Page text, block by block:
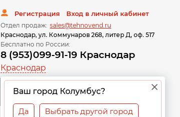
Регистрация Вход в личный кабинет
Отдел продаж: sales@tehnovend.ru
Краснодар, ул. Коммунаров 268, литер Д, оф. 517
Бесплатно по России:
8 (953)099-91-19 Краснодар
Краснодар
Ваш город Колумбус?
Да Выбрать другой город
0